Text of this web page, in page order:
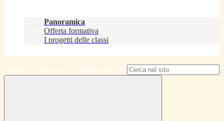
Panoramica
Offerta formativa
I progetti delle classi
Campo di ricerca per le pagine del sito